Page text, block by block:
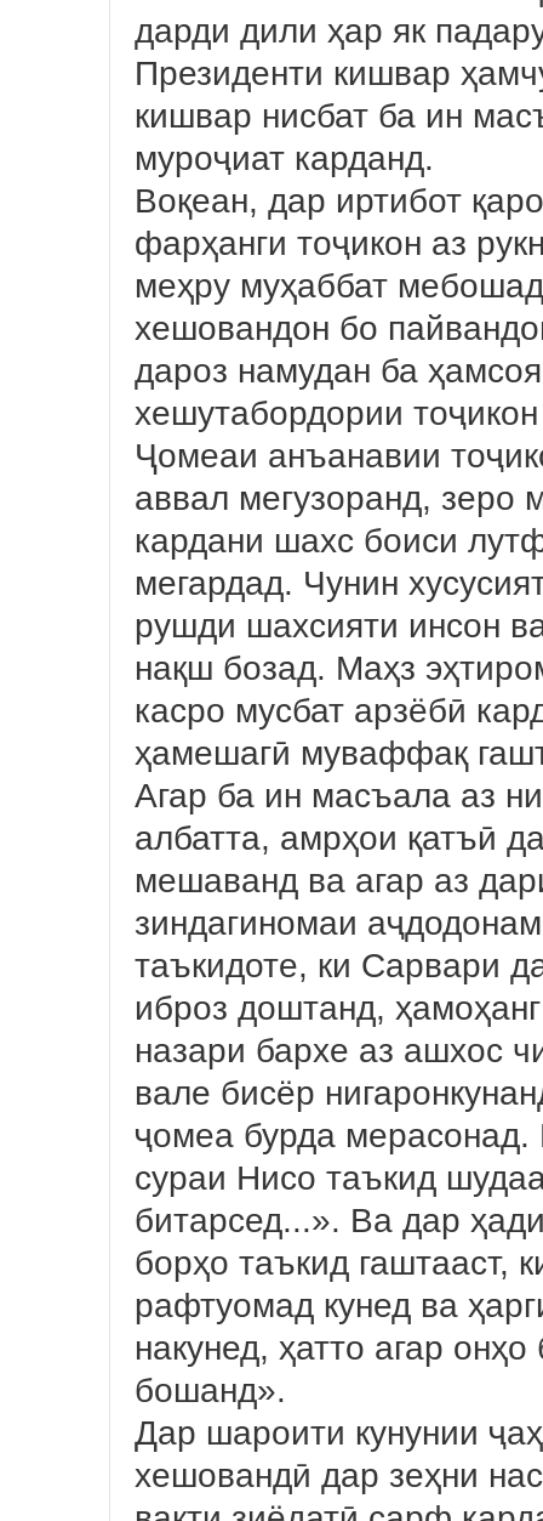
дарди дили ҳар як
Президенти кишвар
кишвар нисбат ба ин
муроҷиат карданд.
Воқеан, дар иртибот
фарҳанги тоҷикон аз
меҳру муҳаббат
хешовандон бо
дароз намудан ба
хешутабордории
Ҷомеаи анъанавии
аввал мегузоранд, зеро
кардани шахс боиси
мегардад. Чунин
рушди шахсияти инсон
нақш бозад. Маҳз
касро мусбат арзёбӣ
ҳамешагӣ муваффақ
Агар ба ин масъала аз
албатта, амрҳои қатъӣ
мешаванд ва агар аз
зиндагиномаи
таъкидоте, ки Сарвари
иброз доштанд,
назари бархе аз ашхос
вале бисёр
ҷомеа бурда мерасонад.
сураи Нисо таъкид
битарсед...». Ва дар
борҳо таъкид гаштааст,
рафтуомад кунед ва
накунед, ҳатто агар
бошанд».
Дар шароити кунунии
хешовандӣ дар зеҳни